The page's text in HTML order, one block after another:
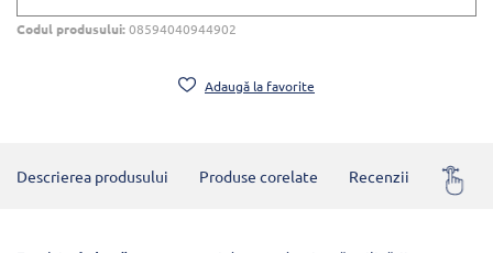
Codul produsului:08594040944902
Adaugă la favorite
Descrierea produsului Produse corelate Recenzii